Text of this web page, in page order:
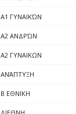
Α1 ΓΥΝΑΙΚΏΝ
Α2 ΑΝΔΡΏΝ
Α2 ΓΥΝΑΙΚΩΝ
ΑΝΆΠΤΥΞΗ
Β ΕΘΝΙΚΗ